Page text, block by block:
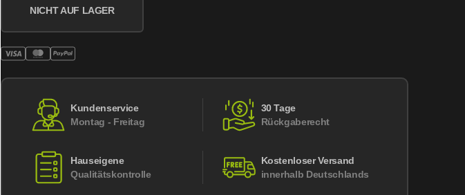
NICHT AUF LAGER
Kundenservice
Montag - Freitag
30 Tage
Rückgaberecht
Hauseigene
Qualitätskontrolle
Kostenloser Versand
innerhalb Deutschlands